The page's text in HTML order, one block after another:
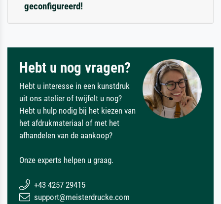
geconfigureerd!
Hebt u nog vragen?
Hebt u interesse in een kunstdruk
uit ons atelier of twijfelt u nog?
Hebt u hulp nodig bij het kiezen van
het afdrukmateriaal of met het
afhandelen van de aankoop?
Onze experts helpen u graag.
+43 4257 29415
support@meisterdrucke.com